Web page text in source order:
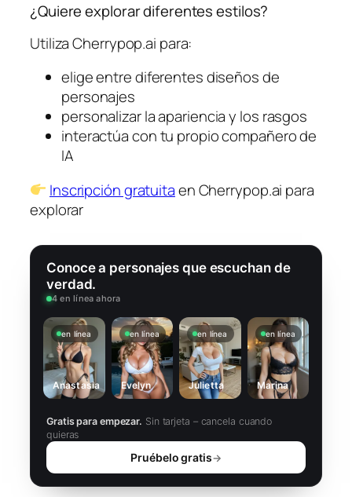
¿Quiere explorar diferentes estilos?
Utiliza Cherrypop.ai para:
elige entre diferentes diseños de
personajes
personalizar la apariencia y los rasgos
interactúa con tu propio compañero de
IA
Inscripción gratuitaen Cherrypop.ai para
explorar
Conoce a personajes que escuchan de
verdad.
4 en línea ahora
en línea
Anastasia
en línea
Evelyn
en línea
Julietta
en línea
Marina
Gratis para empezar. Sin tarjeta – cancela cuando
quieras
Pruébelo gratis→